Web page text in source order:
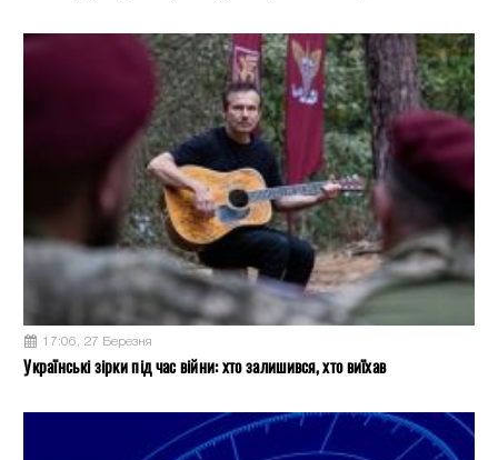
17:06, 27 Березня
Українські зірки під час війни: хто залишився, хто виїхав